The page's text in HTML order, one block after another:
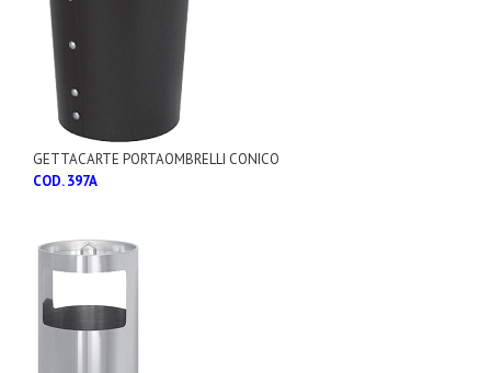
GETTACARTE PORTAOMBRELLI CONICO
COD. 397A